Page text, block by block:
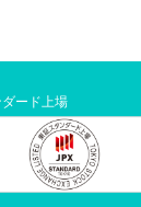
ード上場